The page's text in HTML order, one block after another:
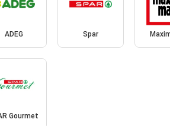
ADEG Spar
Gourmet